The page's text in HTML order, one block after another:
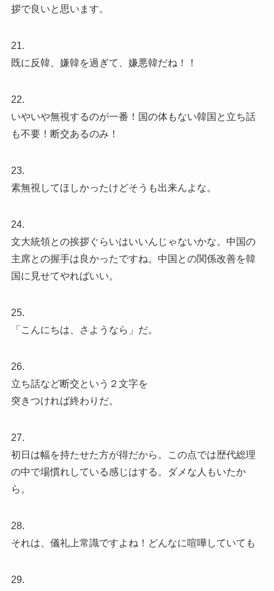
拶で良いと思います。
21.
既に反韓、嫌韓を過ぎて、嫌悪韓だね！！
22.
いやいや無視するのが一番！国の体もない韓国と立ち話
も不要！断交あるのみ！
23.
素無視してほしかったけどそうも出来んよな。
24.
文大統領との挨拶ぐらいはいいんじゃないかな。中国の
主席との握手は良かったですね。中国との関係改善を韓
国に見せてやればいい。
25.
「こんにちは、さようなら」だ。
26.
立ち話など断交という２文字を
突きつければ終わりだ。
27.
初日は幅を持たせた方が得だから。この点では歴代総理
の中で場慣れしている感じはする。ダメな人もいたか
ら。
28.
それは、儀礼上常識ですよね！どんなに喧嘩していても
29.